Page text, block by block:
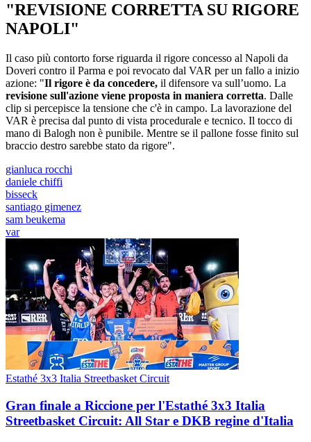
"REVISIONE CORRETTA SU RIGORE
NAPOLI"
Il caso più contorto forse riguarda il rigore concesso al Napoli da
Doveri contro il Parma e poi revocato dal VAR per un fallo a inizio
azione: "Il rigore è da concedere, il difensore va sull’uomo. La
revisione sull'azione viene proposta in maniera corretta. Dalle
clip si percepisce la tensione che c'è in campo. La lavorazione del
VAR è precisa dal punto di vista procedurale e tecnico. Il tocco di
mano di Balogh non è punibile. Mentre se il pallone fosse finito sul
braccio destro sarebbe stato da rigore".
gianluca rocchi
daniele chiffi
bisseck
santiago gimenez
sam beukema
var
Estathé 3x3 Italia Streetbasket Circuit
Gran finale a Riccione per l'Estathé 3x3 Italia
Streetbasket Circuit: All Star e DKB regine d'Italia